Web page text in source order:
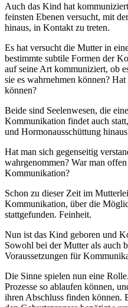
Auch das Kind hat
feinsten Ebenen versucht, mit
hinaus, in Kontakt zu treten.
Es hat versucht die Mutter in
bestimmte subtile Formen der
auf seine Art kommuniziert, ob
sie es wahrnehmen können?
können?
Beide sind Seelenwesen, die
Kommunikation findet auch
und Hormonausschüttung
Hat man sich gegenseitig
wahrgenommen? War man
Kommunikation?
Schon zu dieser Zeit im
Kommunikation, über die
stattgefunden. Feinheit.
Nun ist das Kind geboren und
Sowohl bei der Mutter als auch
Voraussetzungen für
Die Sinne spielen nun eine
Prozesse so ablaufen können,
ihren Abschluss finden können.